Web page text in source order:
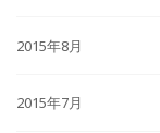
2015年8月
2015年7月